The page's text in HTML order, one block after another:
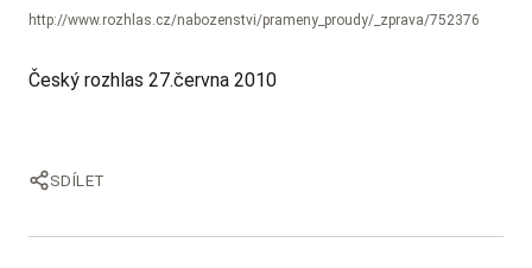
http://www.rozhlas.cz/nabozenstvi/prameny_proudy/_zprava/752376
Český rozhlas 27.června 2010
SDÍLET